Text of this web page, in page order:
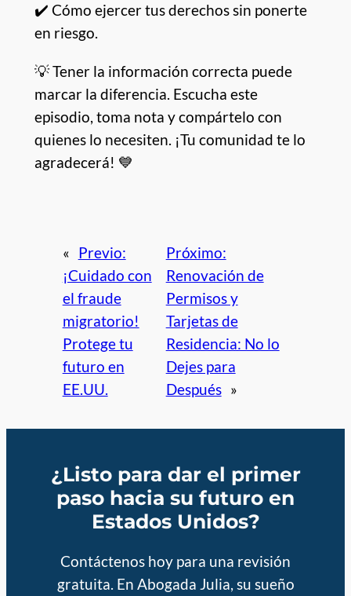
✔️ Cómo ejercer tus derechos sin ponerte
en riesgo.
💡 Tener la información correcta puede
marcar la diferencia. Escucha este
episodio, toma nota y compártelo con
quienes lo necesiten. ¡Tu comunidad te lo
agradecerá! 💙
« Previo:
¡Cuidado con
el fraude
migratorio!
Protege tu
futuro en
EE.UU.
Próximo:
Renovación de
Permisos y
Tarjetas de
Residencia: No lo
Dejes para
Después »
¿Listo para dar el primer
paso hacia su futuro en
Estados Unidos?
Contáctenos hoy para una revisión
gratuita. En Abogada Julia, su sueño